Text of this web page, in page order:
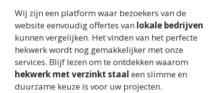
Wij zijn een platform waar bezoekers van de
website eenvoudig offertes van lokale bedrijven
kunnen vergelijken. Het vinden van het perfecte
hekwerk wordt nog gemakkelijker met onze
services. Blijf lezen om te ontdekken waarom
hekwerk met verzinkt staal een slimme en
duurzame keuze is voor uw projecten.